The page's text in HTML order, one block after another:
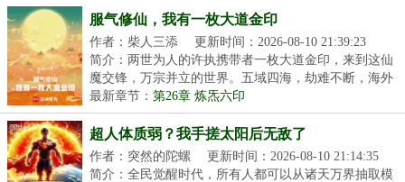
服气修仙，我有一枚大道金印
作者：柴人三添
更新时间：2026-08-10 21:39:23
简介：两世为人的许执携带者一枚大道金印，来到这仙
魔交锋，万宗并立的世界。五域四海，劫难不断，海外
仙...
最新章节： 第26章 炼炁六印
超人体质弱？我手搓太阳后无敌了
作者：突然的陀螺
更新时间：2026-08-10 21:14:35
简介：全民觉醒时代，所有人都可以从诸天万界抽取模